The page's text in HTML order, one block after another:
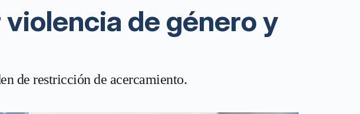
de género y
de restricción de acercamiento.